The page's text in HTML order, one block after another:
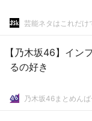
芸能ネタはこれだけ
【乃木坂46】イン
るの好き
乃木坂46まとめんば